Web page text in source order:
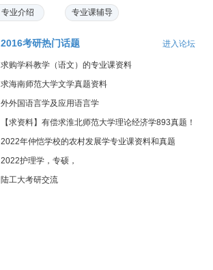
专业介绍 专业课辅导
2016考研热门话题 进入论坛
求购学科教学（语文）的专业课资料
求海南师范大学文学真题资料
外外国语言学及应用语言学
【求资料】有偿求淮北师范大学理论经济学893真题！
2022年仲恺学校的农村发展学专业课资料和真题
2022护理学，专硕，
陆工大考研交流